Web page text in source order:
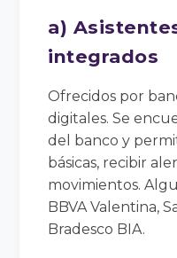
a)
integrados
Ofrecidos por
digitales. Se
del banco y
básicas, recibir
movimientos.
BBVA Valentina,
Bradesco BIA.